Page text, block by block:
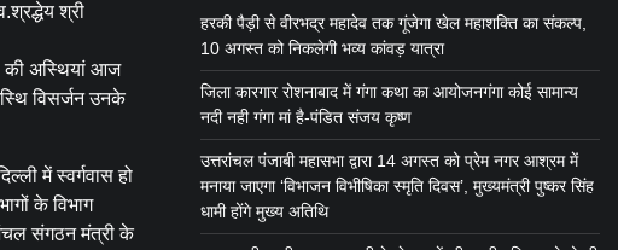
श्री
की अस्थियां आज
विसर्जन उनके
में स्वर्गवास हो
के विभाग
संगठन मंत्री के
हरकी पैड़ी से वीरभद्र महादेव तक गूंजेगा खेल महाशक्ति का संकल्प,
10 अगस्त को निकलेगी भव्य कांवड़ यात्रा
जिला कारगार रोशनाबाद में गंगा कथा का आयोजनगंगा कोई सामान्य
नदी नही गंगा मां है-पंडित संजय कृष्ण
उत्तरांचल पंजाबी महासभा द्वारा 14 अगस्त को प्रेम नगर आश्रम में
मनाया जाएगा ‘विभाजन विभीषिका स्मृति दिवस’, मुख्यमंत्री पुष्कर सिंह
धामी होंगे मुख्य अतिथि